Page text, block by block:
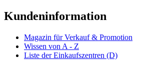
Kundeninformation
Magazin für Verkauf & Promotion
Wissen von A - Z
Liste der Einkaufszentren (D)